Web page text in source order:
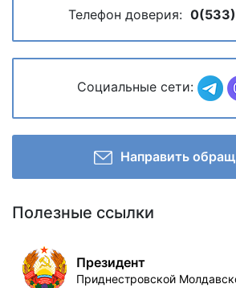
Телефон доверия:
Социальные сети:
Направить
Полезные ссылки
Президент
Приднестровской